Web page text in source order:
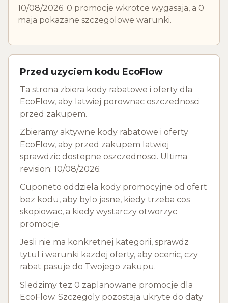
10/08/2026. 0 promocje wkrotce wygasaja, a 0
maja pokazane szczegolowe warunki.
Przed uzyciem kodu EcoFlow
Ta strona zbiera kody rabatowe i oferty dla
EcoFlow, aby latwiej porownac oszczednosci
przed zakupem.
Zbieramy aktywne kody rabatowe i oferty
EcoFlow, aby przed zakupem latwiej
sprawdzic dostepne oszczednosci. Ultima
revision: 10/08/2026.
Cuponeto oddziela kody promocyjne od ofert
bez kodu, aby bylo jasne, kiedy trzeba cos
skopiowac, a kiedy wystarczy otworzyc
promocje.
Jesli nie ma konkretnej kategorii, sprawdz
tytul i warunki kazdej oferty, aby ocenic, czy
rabat pasuje do Twojego zakupu.
Sledzimy tez 0 zaplanowane promocje dla
EcoFlow. Szczegoly pozostaja ukryte do daty